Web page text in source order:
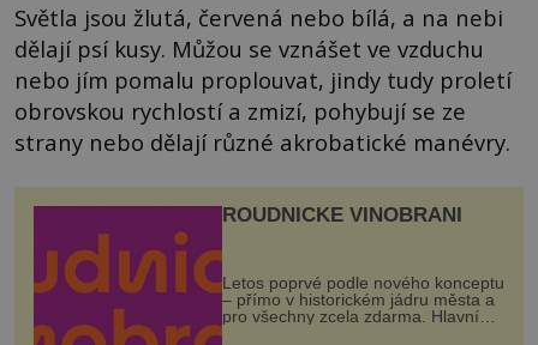
Světla jsou žlutá, červená nebo bílá, a na nebi
dělají psí kusy. Můžou se vznášet ve vzduchu
nebo jím pomalu proplouvat, jindy tudy proletí
obrovskou rychlostí a zmizí, pohybují se ze
strany nebo dělají různé akrobatické manévry.
ROUDNICKÉ VINOBRANÍ
Letos poprvé podle nového konceptu
– přímo v historickém jádru města a
pro všechny zcela zdarma. Hlavní
program se odehraje na Karlově a